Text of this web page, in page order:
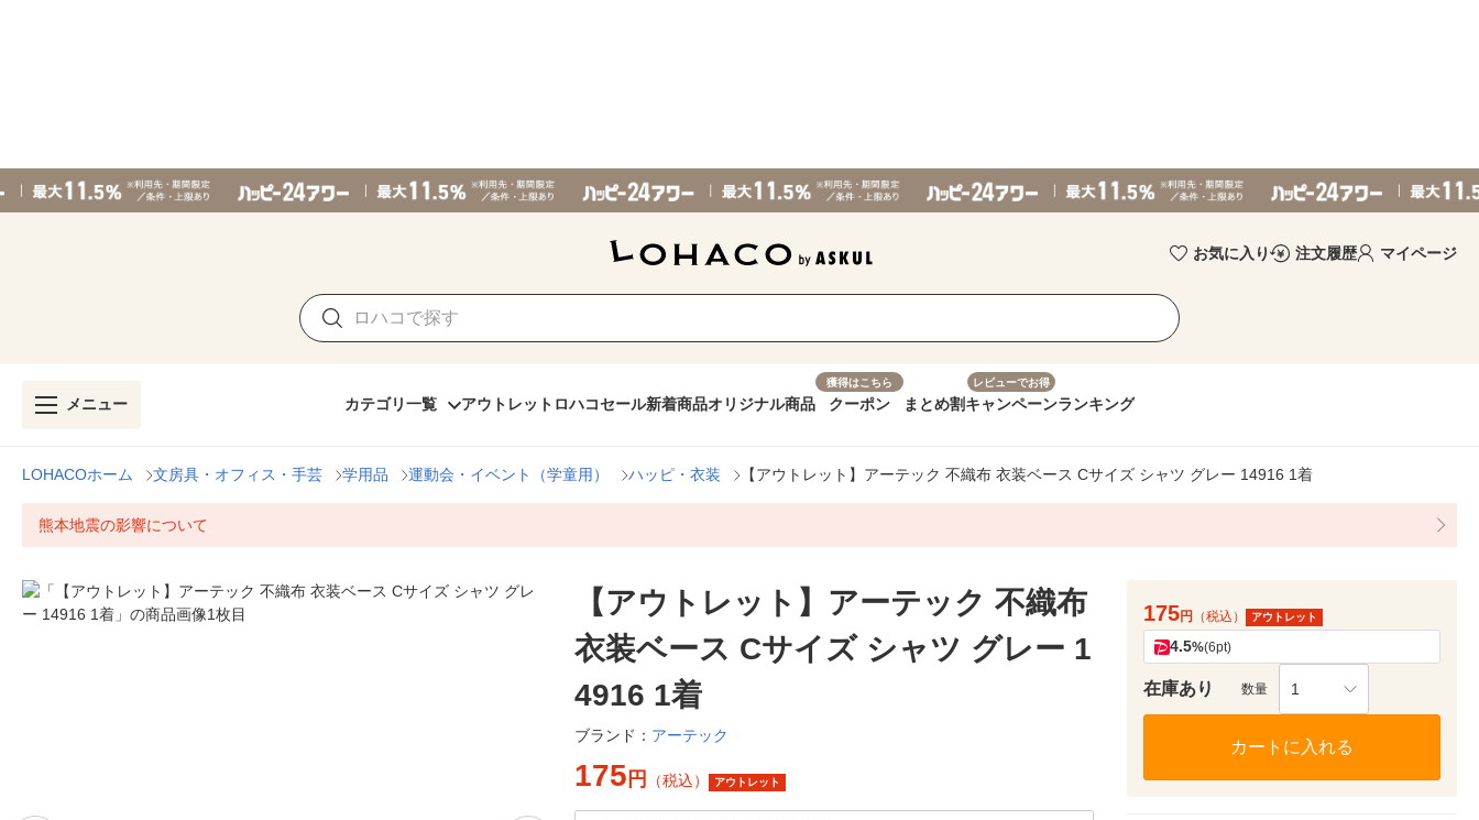
お気に入り 注文履歴 マイページ
メニュー カテゴリ一覧 アウトレット ロハコセール新着商品オリジナル商品
獲得はこちら
クーポン まとめ割
レビューでお得
キャンペーンランキング
LOHACOホーム 文房具・オフィス・手芸 学用品 運動会・イベント（学童用） ハッピ・衣装 【アウトレット】アーテック 不織布 衣装ベース Cサイズ シャツ グレー 14916 1着
熊本地震の影響について
【アウトレット】アーテック 不織布
衣装ベース Cサイズ シャツ グレー 1
4916 1着
ブランド： アーテック
175 円 （税込） アウトレット
175円 （税込） アウトレット
4.5%(6pt)
在庫あり 数量 1
カートに入れる